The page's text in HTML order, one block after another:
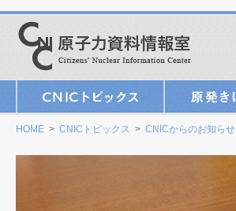
HOME > CNICトピックス > CNICからのお知らせ